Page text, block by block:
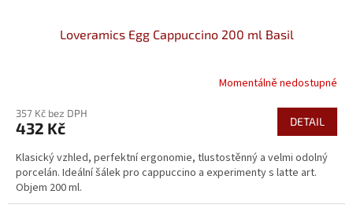
Loveramics Egg Cappuccino 200 ml Basil
Momentálně nedostupné
357 Kč bez DPH
432 Kč DETAIL
Klasický vzhled, perfektní ergonomie, tlustostěnný a velmi odolný
porcelán. Ideální šálek pro cappuccino a experimenty s latte art.
Objem 200 ml.